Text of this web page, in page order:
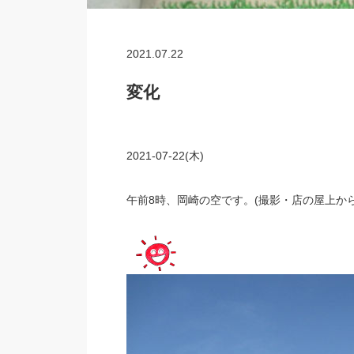
2021.07.22
変化
2021-07-22(木)
午前8時、岡崎の空です。(撮影・店の屋上か